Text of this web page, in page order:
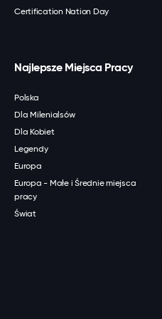
Certification Nation Day
Najlepsze Miejsca Pracy
Polska
Dla Milenialsów
Dla Kobiet
Legendy
Europa
Europa - Małe i Średnie miejsca
pracy
Świat